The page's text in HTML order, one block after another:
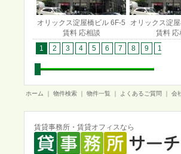
オリックス淀屋橋ビル 6F-5
賃料 応相談
オリックス淀
賃料 応
1
2 3 4 5 6 7 8 9 10
ホーム 物件検索 物件一覧 よくあるご質問 会
賃貸事務所・賃貸オフィスなら